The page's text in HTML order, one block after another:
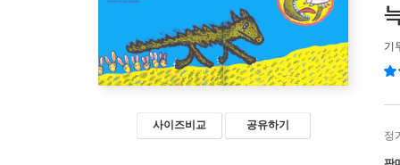
사이즈비교 공유하기
기
정